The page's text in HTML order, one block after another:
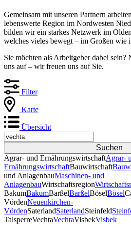
Gemeinsam mit unseren Partnern
lebenswerte Region im Nordwesten
bilden wir ein starkes Netzwerk im
welches vieles bewegt – im Großen wie
Sie möchten als Arbeitgeber dabei sein?
uns auf – wir freuen uns auf Sie.
Filter
Karte
Übersicht
Agrar- und ErnährungswirtschaftAgrar-
ErnährungswirtschaftBauwirtschaft
und AnlagenbauMaschinen- und
AnlagenbauWirtschaftsregion
BakumBakumBarßelBarßelBöselBösel
VördenNeuenkirchen-
VördenSaterlandSaterlandSteinfeld
TalsperreVechtaVechtaVisbekVisbek